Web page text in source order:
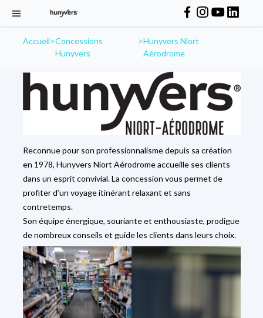
Accueil>Concessions
Hunyvers
>Hunyvers Niort
Aérodrome
Reconnue pour son professionnalisme depuis sa création
en 1978, Hunyvers Niort Aérodrome accueille ses clients
dans un esprit convivial. La concession vous permet de
profiter d’un voyage itinérant relaxant et sans
contretemps.
Son équipe énergique, souriante et enthousiaste, prodigue
de nombreux conseils et guide les clients dans leurs choix.